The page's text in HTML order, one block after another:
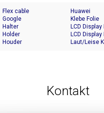
Flex cable
Google
Halter
Holder
Houder
Huawei
Klebe Folie
LCD Display
LCD
Laut/Leise
Kontakt